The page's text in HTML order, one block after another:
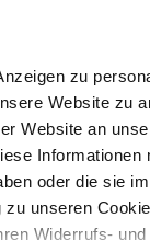
zu
Website zu
Website an
oder die sie
unseren
Widerrufs-